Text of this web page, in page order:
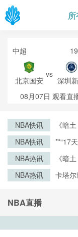
中超
北京国安
vs
深圳
城
08月07日 观看直
NBA快讯
《暗
NBA快讯
**“17
NBA热讯
《暗
NBA热讯
卡塔
NBA直播